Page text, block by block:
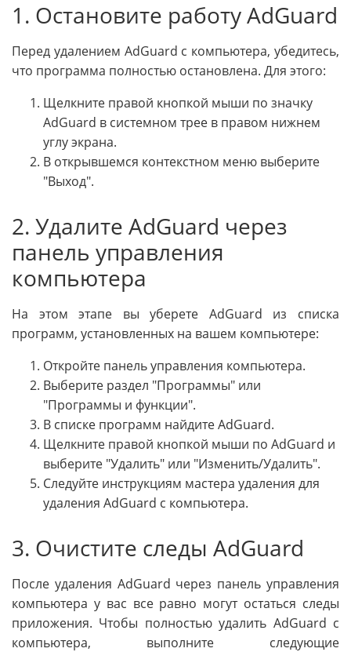
1. Остановите работу AdGuard
Перед удалением AdGuard с компьютера, убедитесь,
что программа полностью остановлена. Для этого:
Щелкните правой кнопкой мыши по значку
AdGuard в системном трее в правом нижнем
углу экрана.
В открывшемся контекстном меню выберите
"Выход".
2. Удалите AdGuard через
панель управления
компьютера
На этом этапе вы уберете AdGuard из списка
программ, установленных на вашем компьютере:
Откройте панель управления компьютера.
Выберите раздел "Программы" или
"Программы и функции".
В списке программ найдите AdGuard.
Щелкните правой кнопкой мыши по AdGuard и
выберите "Удалить" или "Изменить/Удалить".
Следуйте инструкциям мастера удаления для
удаления AdGuard с компьютера.
3. Очистите следы AdGuard
После удаления AdGuard через панель управления
компьютера у вас все равно могут остаться следы
приложения. Чтобы полностью удалить AdGuard с
компьютера, выполните следующие